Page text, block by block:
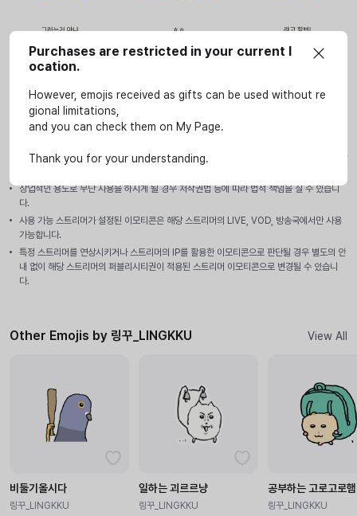
사용안내
이모티콘은 SOOP 서비스(LIVE, VOD, 방송국, e스포츠 페이지)에서만 개인적인 용도로 사
상업적인 용도로 무단 사용을 하시게 될 경우 저작권법 등에 따라 법적 책임을 질 수 있습니
다.
사용 가능 스트리머가 설정된 이모티콘은 해당 스트리머의 LIVE, VOD, 방송국에서만 사용
가능합니다.
특정 스트리머를 연상시키거나 스트리머의 IP를 활용한 이모티콘으로 판단될 경우 별도의 안
내 없이 해당 스트리머의 퍼블리시티권이 적용된 스트리머 이모티콘으로 변경될 수 있습니
다.
Other Emojis by 링꾸_LINGKKU View All
비둘기올시다
링꾸_LINGKKU
일하는 괴르르냥
링꾸_LINGKKU
공부하는 고로고로
링꾸_LINGKKU
Purchases are restricted in your current l
ocation.
However, emojis received as gifts can be used without re
gional limitations,
and you can check them on My Page.
Thank you for your understanding.